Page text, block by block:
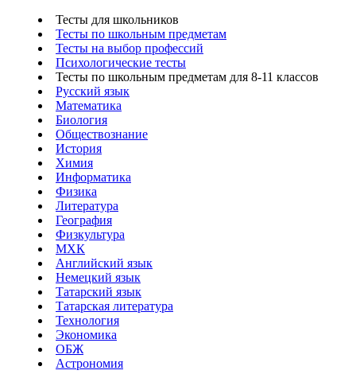
Тесты для школьников
Тесты по школьным предметам
Тесты на выбор профессий
Психологические тесты
Тесты по школьным предметам для 8-11 классов
Русский язык
Математика
Биология
Обществознание
История
Химия
Информатика
Физика
Литература
География
Физкультура
МХК
Английский язык
Немецкий язык
Татарский язык
Татарская литература
Технология
Экономика
ОБЖ
Астрономия